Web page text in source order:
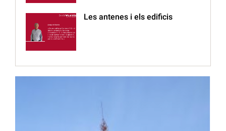
Les antenes i els edificis